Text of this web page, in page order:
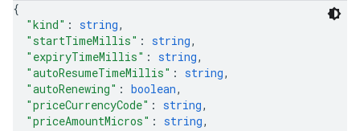
{
"kind" : string,
"startTimeMillis" : string,
"expiryTimeMillis" : string,
"autoResumeTimeMillis" : string,
"autoRenewing" : boolean,
"priceCurrencyCode" : string,
"priceAmountMicros" : string,